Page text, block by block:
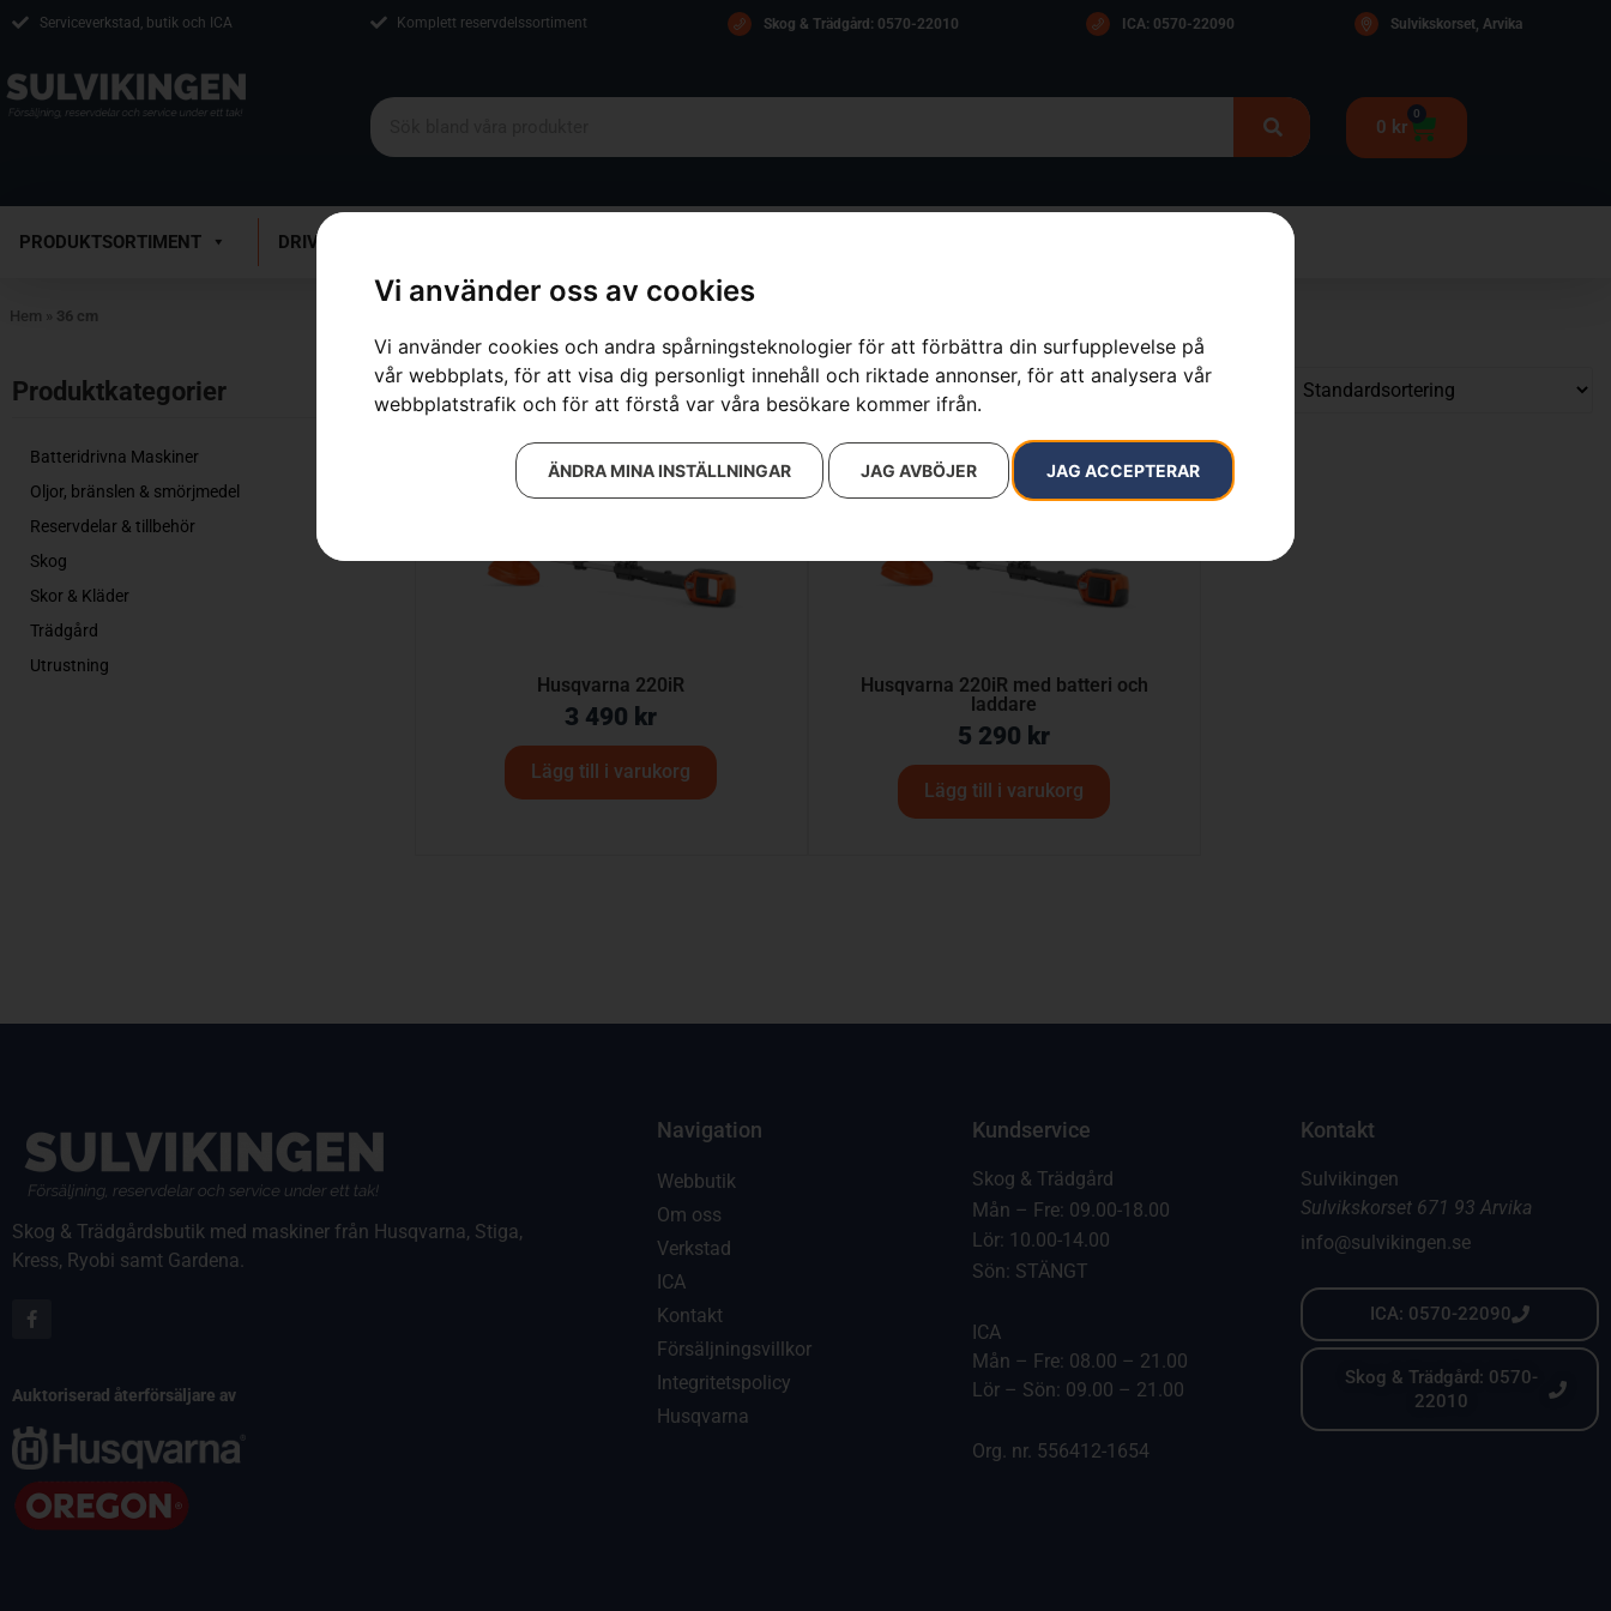
Vi använder oss av cookies
Vi använder cookies och andra spårningsteknologier för att förbättra din surfupplevelse på
vår webbplats, för att visa dig personligt innehåll och riktade annonser, för att analysera vår
webbplatstrafik och för att förstå var våra besökare kommer ifrån.
JAG ACCEPTERAR
JAG AVBÖJER
ÄNDRA MINA INSTÄLLNINGAR
Serviceverkstad, butik och ICA Komplett reservdelssortiment Skog & Trädgård: 0570-22010 ICA: 0570-22090 Sulvikskorset, Arvika
0 kr
0
PRODUKTSORTIMENT DRIVMEDEL
Hem » 36 cm
Produktkategorier​
Batteridrivna Maskiner
Oljor, bränslen & smörjmedel
Reservdelar & tillbehör
Skog
Skor & Kläder
Trädgård
Utrustning
Visar alla 2 resultat
Husqvarna 220iR
3 490 kr
Lägg till i varukorg
Husqvarna 220iR med batteri och
laddare
5 290 kr
Lägg till i varukorg
Skog & Trädgårdsbutik med maskiner från Husqvarna, Stiga,
Kress, Ryobi samt Gardena.
Auktoriserad återförsäljare av
Navigation
Webbutik
Om oss
Verkstad
ICA
Kontakt
Försäljningsvillkor
Integritetspolicy
Husqvarna
Kundservice
Skog & Trädgård
Mån – Fre: 09.00-18.00
Lör: 10.00-14.00
Sön: STÄNGT
ICA
Mån – Fre: 08.00 – 21.00
Lör – Sön: 09.00 – 21.00
Org. nr. 556412-1654
Kontakt
Sulvikingen
Sulvikskorset 671 93 Arvika
info@sulvikingen.se
ICA: 0570-22090
Skog & Trädgård: 0570-
22010